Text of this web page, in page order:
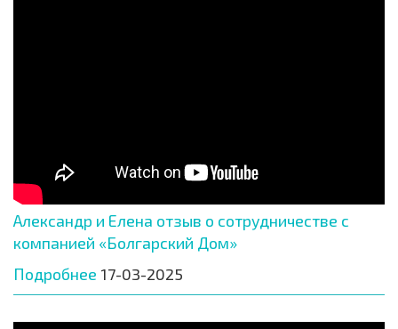
Александр и Елена отзыв о сотрудничестве с
компанией «Болгарский Дом»
Подробнее 17-03-2025